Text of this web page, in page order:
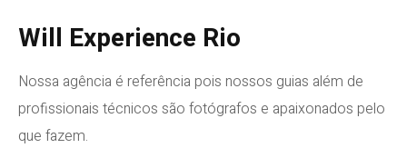
Will Experience Rio
Nossa agência é referência pois nossos guias além de
profissionais técnicos são fotógrafos e apaixonados pelo
que fazem.